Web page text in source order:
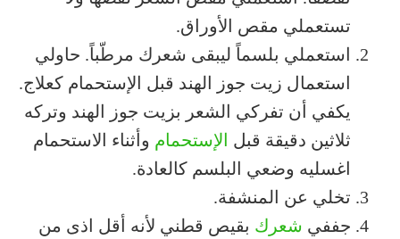
تستعملي مقص الأوراق.
استعملي بلسماً ليبقى شعرك مرطّباً. حاولي
استعمال زيت جوز الهند قبل الإستحمام كعلاج.
يكفي أن تفركي الشعر بزيت جوز الهند وتركه
ثلاثين دقيقة قبل الإستحمام وأثناء الاستحمام
اغسليه وضعي البلسم كالعادة.
تخلي عن المنشفة.
جففي شعرك بقيص قطني لأنه أقل اذى من